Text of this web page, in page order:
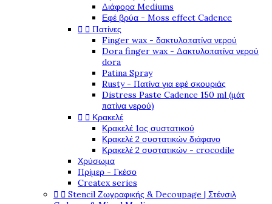
Διάφορα Mediums
Εφέ βρύα - Moss effect Cadence
  Πατίνες
Finger wax - δακτυλοπατίνα νερού
Dora finger wax - Δακτυλοπατίνα νερού
dora
Patina Spray
Rusty - Πατίνα για εφέ σκουριάς
Distress Paste Cadence 150 ml (μάτ
πατίνα νερού)
  Κρακελέ
Κρακελέ 1ος συστατικού
Κρακελέ 2 συστατικών διάφανο
Κρακελέ 2 συστατικών - crocodile
Χρύσωμα
Πρίμερ - Γκέσο
Createx series
  Stencil Ζωγραφικής & Decoupage | Στένσιλ